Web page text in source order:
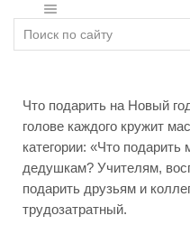
Что подарить на Новый
голове каждого кружит
категории: «Что
дедушкам? Учителям,
подарить друзьям и
трудозатратный.